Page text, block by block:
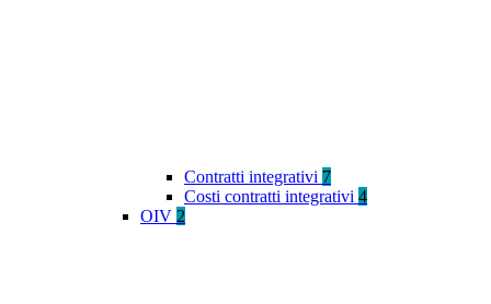
Contratti integrativi 7
Costi contratti integrativi 4
OIV 2